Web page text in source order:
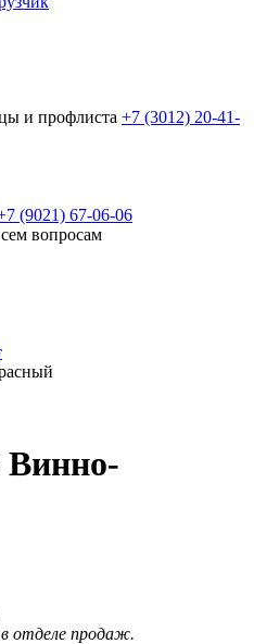
и профлиста +7 (3012) 20-41-
(9021) 67-06-06
вопросам
Винно-
отделе продаж.